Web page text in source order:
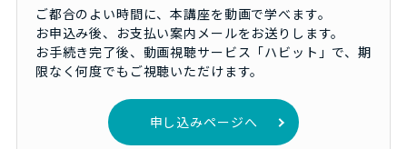
ご都合のよい時間に、本講座を動画で学べます。
お申込み後、お支払い案内メールをお送りします。
お手続き完了後、動画視聴サービス「ハビット」で、期
限なく何度でもご視聴いただけます。
申し込みページへ